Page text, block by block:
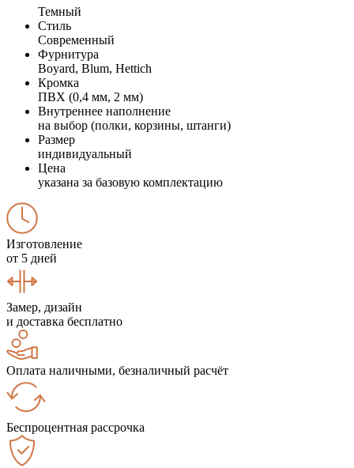
Темный
Стиль
Современный
Фурнитура
Boyard, Blum, Hettich
Кромка
ПВХ (0,4 мм, 2 мм)
Внутреннее наполнение
на выбор (полки, корзины, штанги)
Размер
индивидуальный
Цена
указана за базовую комплектацию
Изготовление
от 5 дней
Замер, дизайн
и доставка бесплатно
Оплата наличными, безналичный расчёт
Беспроцентная рассрочка